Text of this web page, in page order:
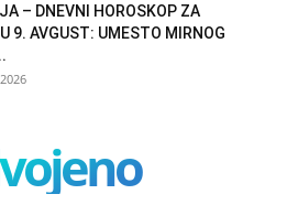
– DNEVNI HOROSKOP ZA
9. AVGUST: UMESTO MIRNOG